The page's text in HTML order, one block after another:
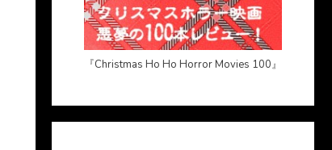
『Christmas Ho Ho Horror Movies 100』